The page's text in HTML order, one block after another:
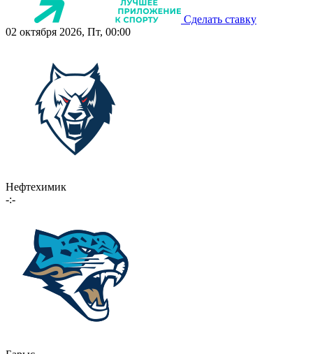
Сделать ставку
02 октября 2026, Пт, 00:00
Нефтехимик
-:-